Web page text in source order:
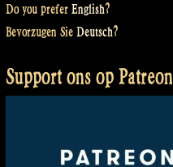
Do you prefer English?
Bevorzugen Sie Deutsch?
Support ons op Patreon